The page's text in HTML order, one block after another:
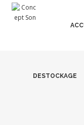
DESTOCKAGE